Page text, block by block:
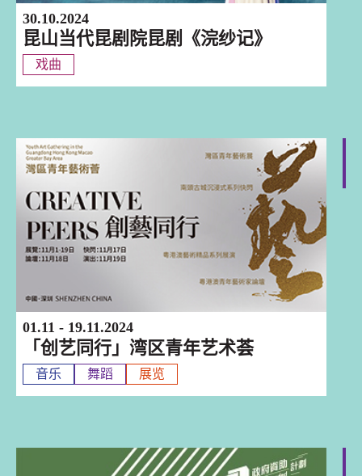
30.10.2024
昆山当代昆剧院昆剧《浣纱记》
戏曲
01.11 - 19.11.2024
「创艺同行」湾区青年艺术荟
音乐 舞蹈 展览